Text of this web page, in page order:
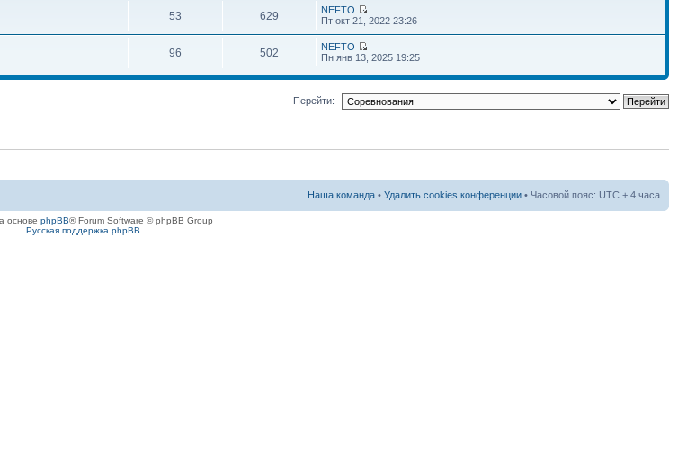
53 629
NEFTO
Пт окт 21, 2022 23:26
96 502
NEFTO
Пн янв 13, 2025 19:25
Перейти:
Наша команда • Удалить cookies конференции • Часовой пояс: UTC + 4 часа
основе phpBB® Forum Software © phpBB Group
Русская поддержка phpBB